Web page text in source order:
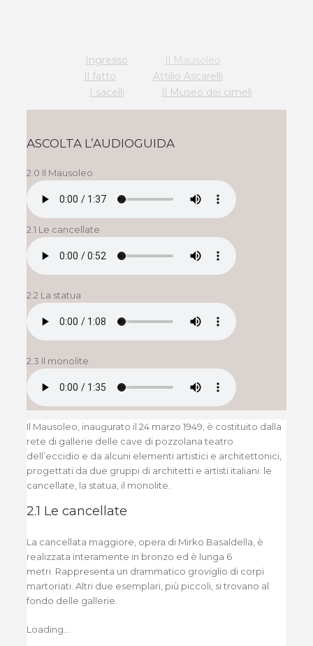
Ingresso
Il Mausoleo
Il fatto
Attilio Ascarelli
I sacelli
Il Museo dei cimeli
ASCOLTA L’AUDIOGUIDA
2.0 Il Mausoleo
2.1 Le cancellate
2.2 La statua
2.3 Il monolite
Il Mausoleo, inaugurato il 24 marzo 1949, è costituito dalla
rete di gallerie delle cave di pozzolana teatro
dell’eccidio e da alcuni elementi artistici e architettonici,
progettati da due gruppi di architetti e artisti italiani: le
cancellate, la statua, il monolite.
2.1 Le cancellate
La cancellata maggiore, opera di Mirko Basaldella, è
realizzata interamente in bronzo ed è lunga 6
metri. Rappresenta un drammatico groviglio di corpi
martoriati. Altri due esemplari, più piccoli, si trovano al
fondo delle gallerie.
Loading...